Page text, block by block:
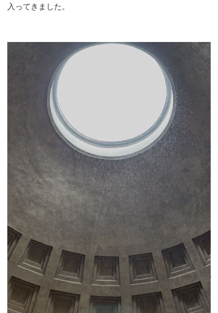
入ってきました。